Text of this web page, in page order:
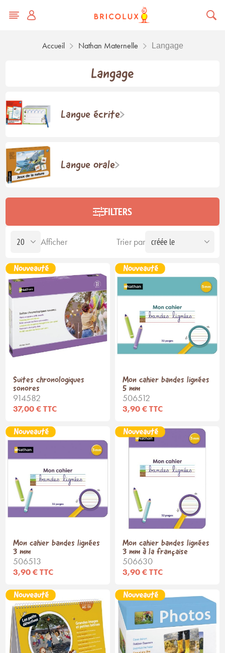
Accueil Nathan Maternelle Langage
Langage
Langue écrite
Langue orale
FILTERS
Trier par
Afficher
Suites chronologiques
sonores
914582
37,00 € TTC
Mon cahier bandes lignées
5 mm
506512
3,90 € TTC
Mon cahier bandes lignées
3 mm
506513
3,90 € TTC
Mon cahier bandes lignées
3 mm à la française
506630
3,90 € TTC